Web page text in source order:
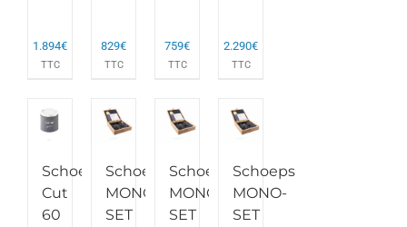
1.894€
TTC
829€
TTC
759€
TTC
2.290€
TTC
Schoeps
Cut
60
Schoeps
MONO-
SET
Schoeps
MONO-
SET
Schoeps
MONO-
SET